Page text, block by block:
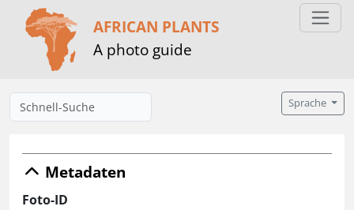
AFRICAN PLANTS
A photo guide
Sprache
Metadaten
Foto-ID